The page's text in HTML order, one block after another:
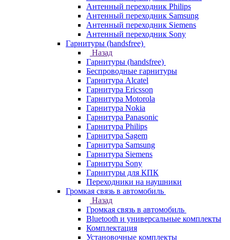
Антенный переходник Philips
Антенный переходник Samsung
Антенный переходник Siemens
Антенный переходник Sony
Гарнитуры (handsfree)
Назад
Гарнитуры (handsfree)
Беспроводные гарнитуры
Гарнитура Alcatel
Гарнитура Ericsson
Гарнитура Motorola
Гарнитура Nokia
Гарнитура Panasonic
Гарнитура Philips
Гарнитура Sagem
Гарнитура Samsung
Гарнитура Siemens
Гарнитура Sony
Гарнитуры для КПК
Переходники на наушники
Громкая связь в автомобиль
Назад
Громкая связь в автомобиль
Bluetooth и универсальные комплекты
Комплектация
Установочные комплекты